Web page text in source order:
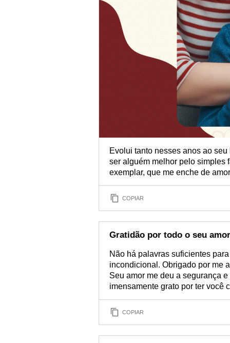
Evolui tanto nesses anos ao
ser alguém melhor pelo simples
exemplar, que me enche de
COPIAR
Gratidão por todo o seu amor
Não há palavras suficientes
incondicional. Obrigado por me
Seu amor me deu a segurança
imensamente grato por ter você
COPIAR